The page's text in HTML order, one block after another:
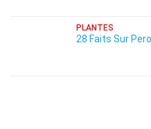
PLANTES
28 Faits Sur